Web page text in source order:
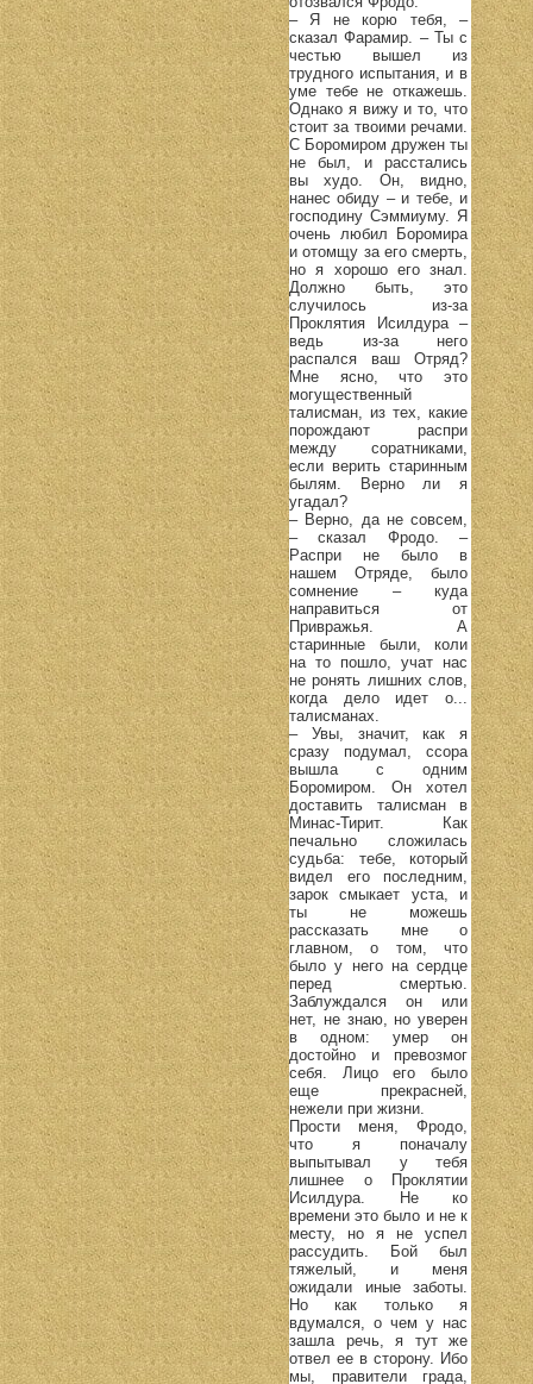
– Я не корю тебя, –
сказал Фарамир. – Ты с
честью вышел из
трудного испытания, и в
уме тебе не откажешь.
Однако я вижу и то, что
стоит за твоими речами.
С Боромиром дружен ты
не был, и расстались
вы худо. Он, видно,
нанес обиду – и тебе, и
господину Сэммиуму. Я
очень любил Боромира
и отомщу за его смерть,
но я хорошо его знал.
Должно быть, это
случилось из-за
Проклятия Исилдура –
ведь из-за него
распался ваш Отряд?
Мне ясно, что это
могущественный
талисман, из тех, какие
порождают распри
между соратниками,
если верить старинным
былям. Верно ли я
угадал?
– Верно, да не совсем,
– сказал Фродо. –
Распри не было в
нашем Отряде, было
сомнение – куда
направиться от
Привражья. А
старинные были, коли
на то пошло, учат нас
не ронять лишних слов,
когда дело идет о...
талисманах.
– Увы, значит, как я
сразу подумал, ссора
вышла с одним
Боромиром. Он хотел
доставить талисман в
Минас-Тирит. Как
печально сложилась
судьба: тебе, который
видел его последним,
зарок смыкает уста, и
ты не можешь
рассказать мне о
главном, о том, что
было у него на сердце
перед смертью.
Заблуждался он или
нет, не знаю, но уверен
в одном: умер он
достойно и превозмог
себя. Лицо его было
еще прекрасней,
нежели при жизни.
Прости меня, Фродо,
что я поначалу
выпытывал у тебя
лишнее о Проклятии
Исилдура. Не ко
времени это было и не к
месту, но я не успел
рассудить. Бой был
тяжелый, и меня
ожидали иные заботы.
Но как только я
вдумался, о чем у нас
зашла речь, я тут же
отвел ее в сторону. Ибо
мы, правители града,